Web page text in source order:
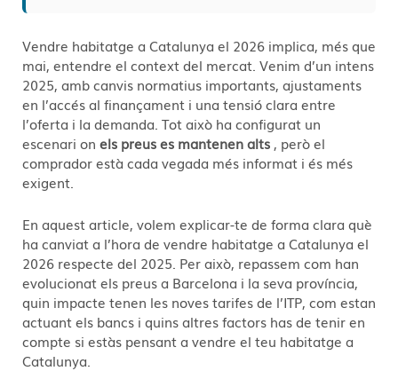
Vendre habitatge a Catalunya el 2026 implica, més que
mai, entendre el context del mercat. Venim d’un intens
2025, amb canvis normatius importants, ajustaments
en l’accés al finançament i una tensió clara entre
l’oferta i la demanda. Tot això ha configurat un
escenari on els preus es mantenen alts , però el
comprador està cada vegada més informat i és més
exigent.
En aquest article, volem explicar-te de forma clara què
ha canviat a l’hora de vendre habitatge a Catalunya el
2026 respecte del 2025. Per això, repassem com han
evolucionat els preus a Barcelona i la seva província,
quin impacte tenen les noves tarifes de l’ITP, com estan
actuant els bancs i quins altres factors has de tenir en
compte si estàs pensant a vendre el teu habitatge a
Catalunya.